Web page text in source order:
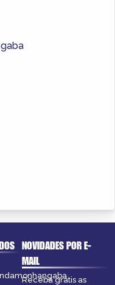
NOVIDADES POR E-
MAIL
Receba grátis as